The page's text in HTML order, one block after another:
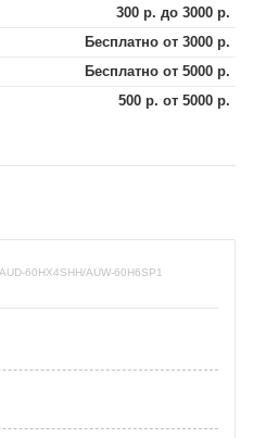
300 р. до 3000 р.
Бесплатно от 3000 р.
Бесплатно от 5000 р.
500 р. от 5000 р.
60HX4SHH/AUW-60H6SP1